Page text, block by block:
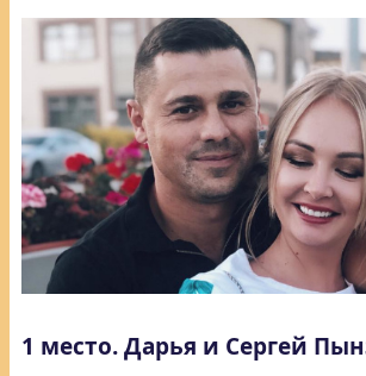
1 место. Дарья и Сергей